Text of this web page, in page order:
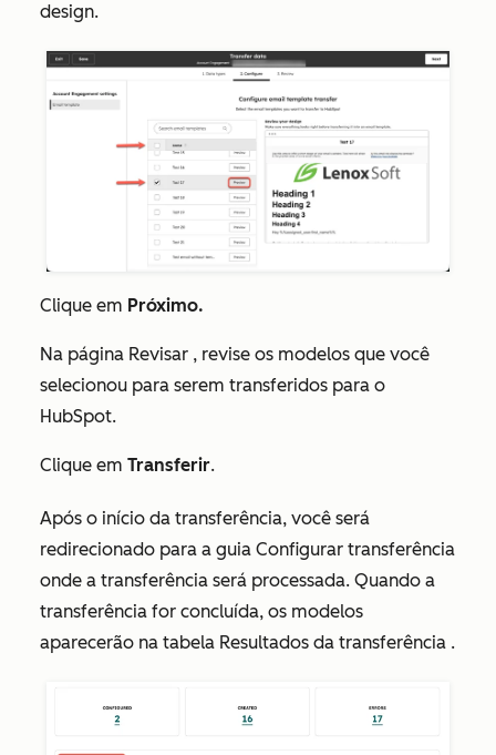
design.
Clique em Próximo.
Na página Revisar , revise os modelos que você
selecionou para serem transferidos para o
HubSpot.
Clique em Transferir.
Após o início da transferência, você será
redirecionado para a guia Configurar transferência
onde a transferência será processada. Quando a
transferência for concluída, os modelos
aparecerão na tabela Resultados da transferência .